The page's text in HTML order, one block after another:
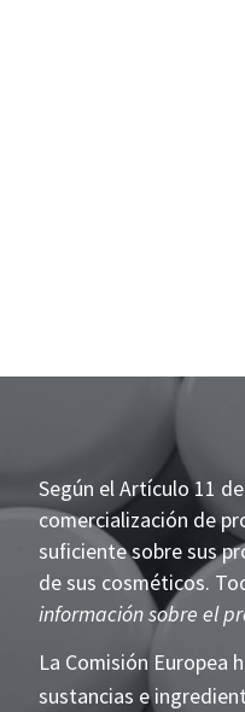
Según el Artículo 11
comercialización de
suficiente sobre sus
de sus cosméticos.
información sobre el
La Comisión Europea
sustancias e